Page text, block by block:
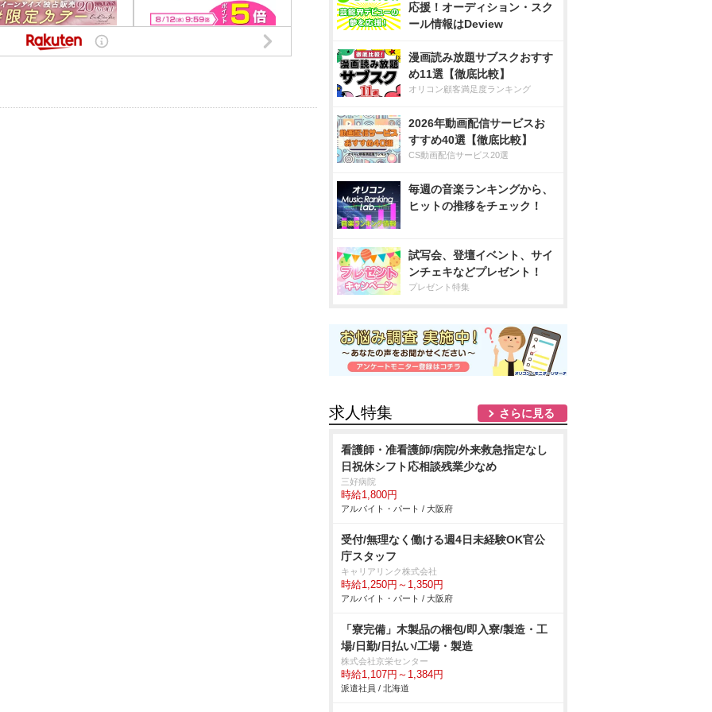
応援！オーディション・スク
ール情報はDeview
漫画読み放題サブスクおすす
め11選【徹底比較】
オリコン顧客満足度ランキング
2026年動画配信サービスお
すすめ40選【徹底比較】
CS動画配信サービス20選
毎週の音楽ランキングから、
ヒットの推移をチェック！
試写会、登壇イベント、サイ
ンチェキなどプレゼント！
プレゼント特集
求人特集 さらに見る
看護師・准看護師/病院/外来救急指定なし
日祝休シフト応相談残業少なめ
三好病院
時給1,800円
アルバイト・パート / 大阪府
受付/無理なく働ける週4日未経験OK官公
庁スタッフ
キャリアリンク株式会社
時給1,250円～1,350円
アルバイト・パート / 大阪府
「寮完備」木製品の梱包/即入寮/製造・工
場/日勤/日払い/工場・製造
株式会社京栄センター
時給1,107円～1,384円
派遣社員 / 北海道